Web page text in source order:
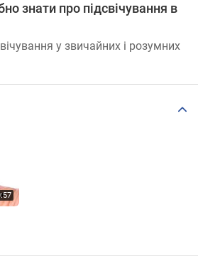
знати про підсвічування в
у звичайних і розумних